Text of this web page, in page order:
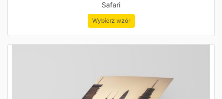
Safari
Wybierz wzór